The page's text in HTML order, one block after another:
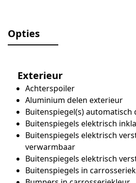
Opties
Exterieur
Achterspoiler
Aluminium delen exterieur
Buitenspiegel(s) automatisch
Buitenspiegels elektrisch
Buitenspiegels elektrisch
verwarmbaar
Buitenspiegels elektrisch
Buitenspiegels in